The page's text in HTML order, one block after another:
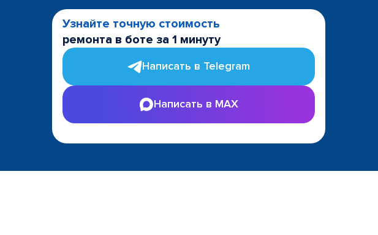
Узнайте точную стоимость
ремонта в боте за 1 минуту
Написать в Telegram
Написать в MAX